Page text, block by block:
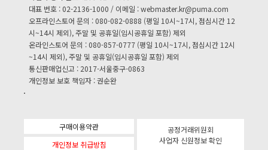
대표 번호 : 02-2136-1000 / 이메일 :webmaster.kr@puma.com
오프라인스토어 문의 : 080-082-0888 (평일 10시~17시, 점심시간 12
시~14시 제외), 주말 및 공휴일(임시공휴일 포함) 제외
온라인스토어 문의 : 080-857-0777 (평일 10시~17시, 점심시간 12시
~14시 제외), 주말 및 공휴일(임시공휴일 포함) 제외
통신판매업신고 : 2017-서울중구-0863
개인정보 보호 책임자 : 권순완
구매이용약관
개인정보 취급방침
공정거래위원회
사업자 신원정보 확인